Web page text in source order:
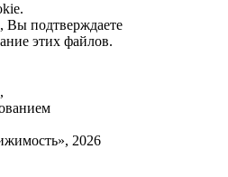
Вы подтверждаете
этих файлов.
2026